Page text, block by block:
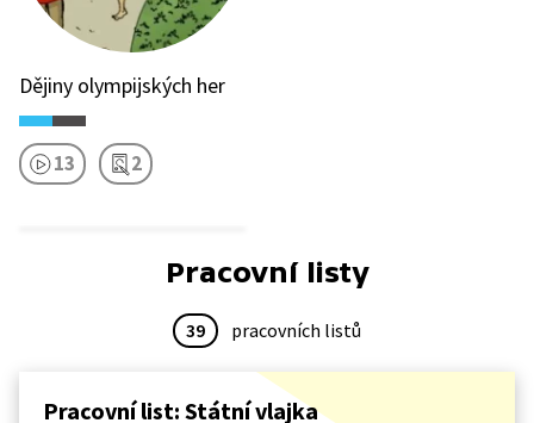
Dějiny olympijských her
13 2
Pracovní listy
39 pracovních listů
Pracovní list: Státní vlajka